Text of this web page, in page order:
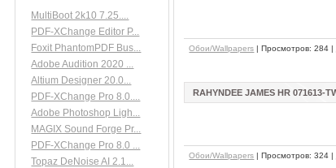
MultiBoot 2k10 7.25....
PDF-XChange Editor P...
Foxit PhantomPDF Bus...
Adobe Audition 2020 ...
Altium Designer 20.0...
PDF-XChange Pro 8.0....
Adobe Photoshop Ligh...
MAGIX Sound Forge Pr...
PDF-XChange Pro 8.0 ...
Topaz DeNoise AI 2.1...
Обои/Wallpapers | Просмотров: 284
RAHYNDEE JAMES HR 071613-
Обои/Wallpapers | Просмотров: 324